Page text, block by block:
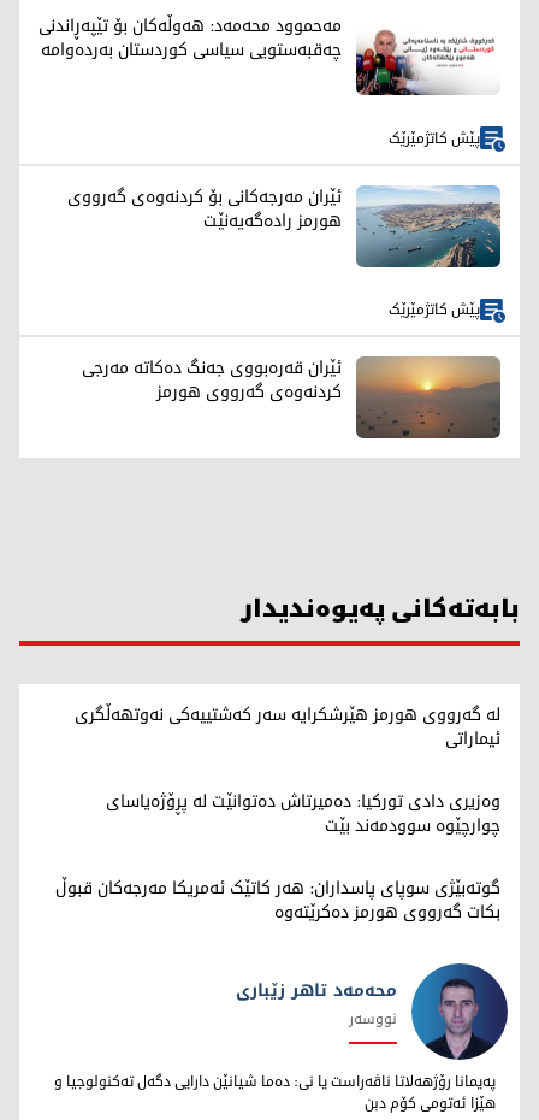
مەحموود محەمەد: هەوڵەکان بۆ تێپەڕاندنی
چەقبەستویی سیاسی کوردستان بەردەوامە
پێش کاتژمێرێک
ئێران مەرجەکانی بۆ کردنەوەی گەرووی
هورمز رادەگەیەنێت
پێش کاتژمێرێک
ئێران قەرەبووی جەنگ دەکاتە مەرجی
کردنەوەی گەرووی هورمز
بابەتەکانی پەیوەندیدار
لە گەرووی هورمز هێرشکرایە سەر کەشتییەکی نەوتهەڵگری
ئیماراتی
وەزیری دادی تورکیا: دەمیرتاش دەتوانێت لە پڕۆژەیاسای
چوارچێوە سوودمەند بێت
گوتەبێژی سوپای پاسداران: هەر کاتێک ئەمریکا مەرجەکان قبوڵ
بکات گەرووی هورمز دەکرێتەوە
محەمەد تاهر زێبارى
محەمەد تاهر زێبارى
نووسەر
پەیمانا رۆژهەلاتا ناڤەراست یا نى: دەما شیانێن دارایى دگەل تەکنولوجیا و
هێزا ئەتومى کۆم دبن